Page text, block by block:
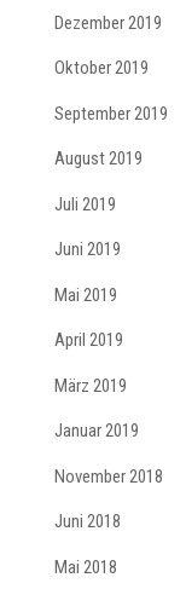
Dezember 2019
Oktober 2019
September 2019
August 2019
Juli 2019
Juni 2019
Mai 2019
April 2019
März 2019
Januar 2019
November 2018
Juni 2018
Mai 2018